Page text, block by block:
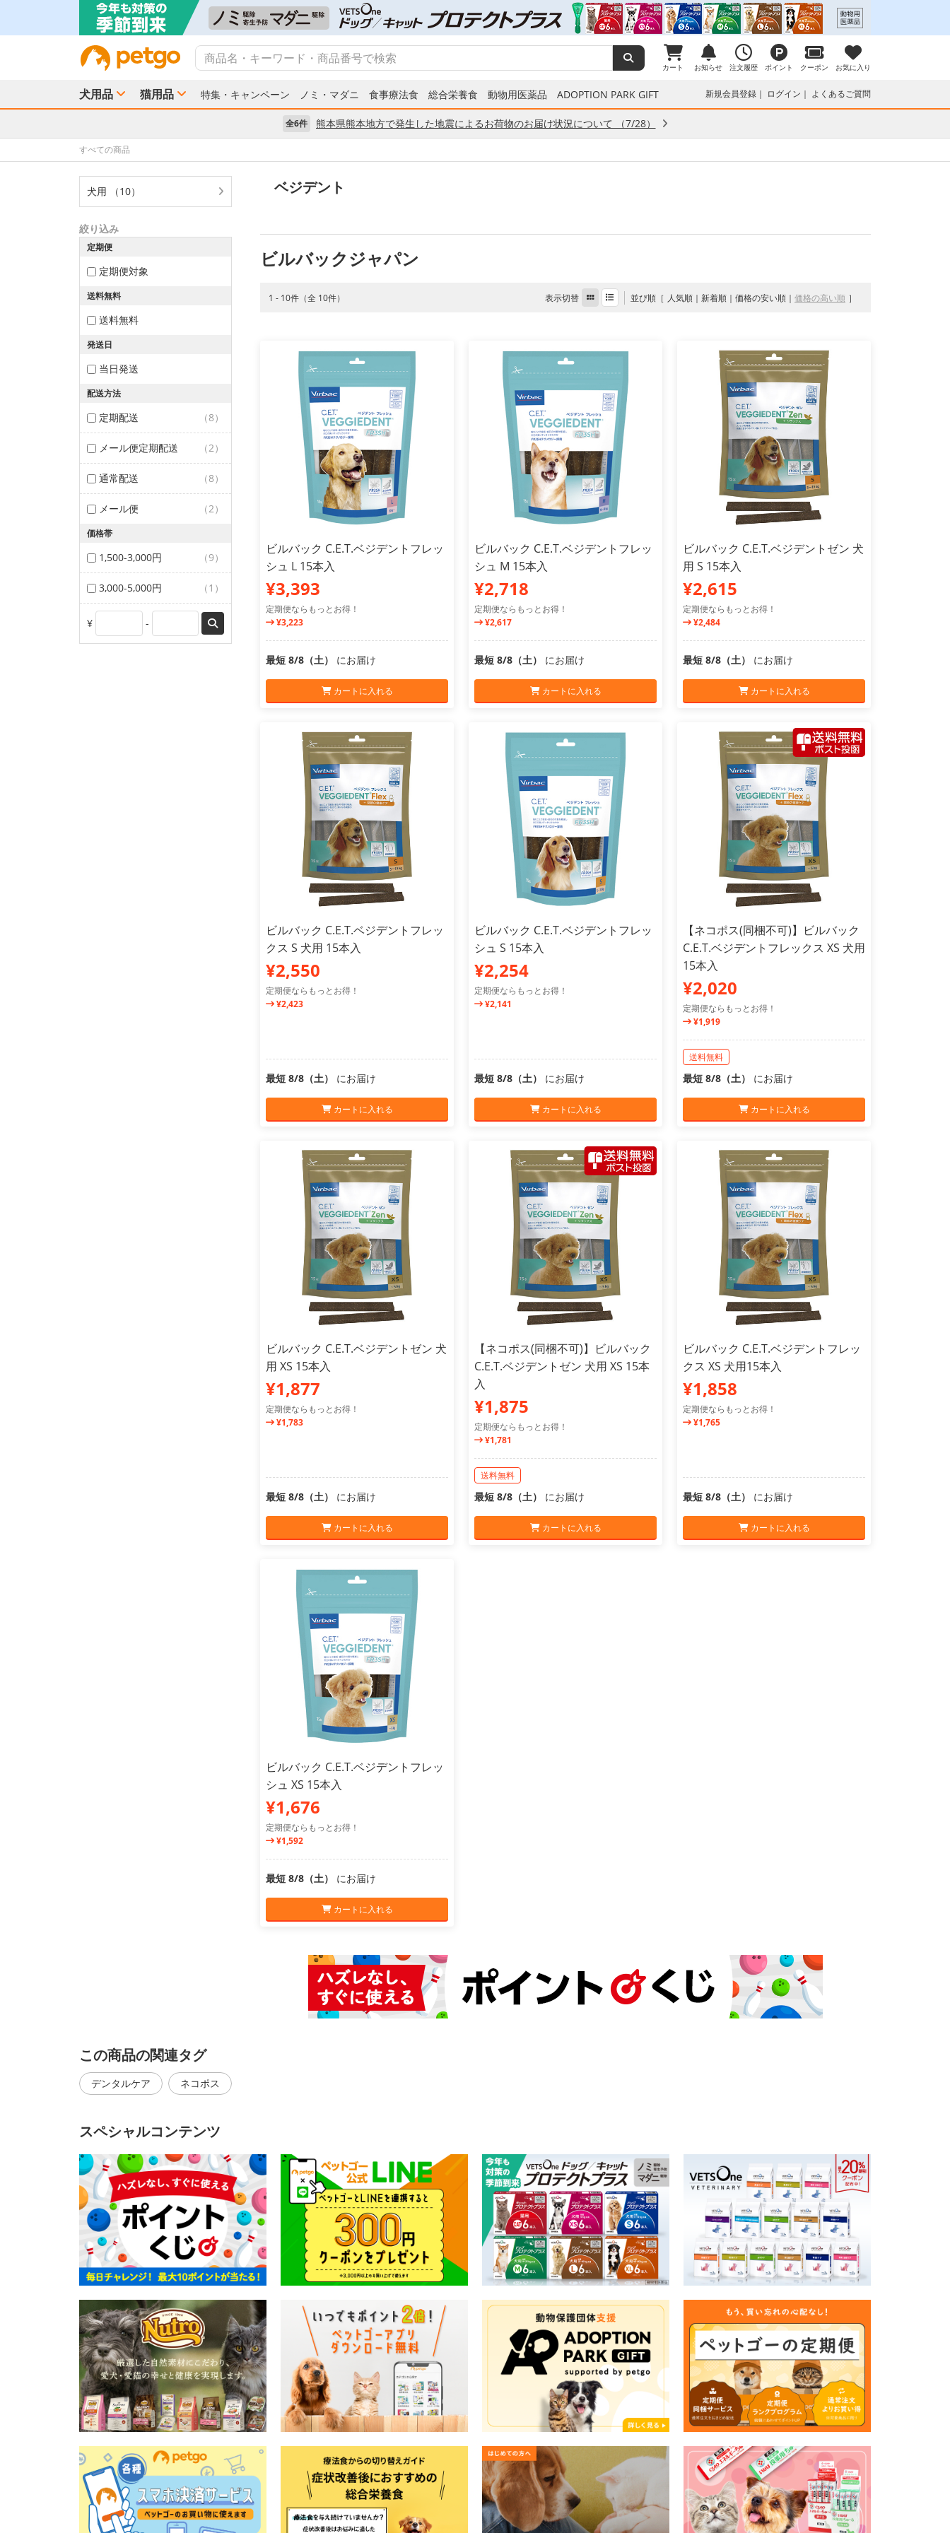
カート お知らせ 注文履歴 ポイント クーポン お気に入り
犬用品 猫用品 特集・キャンペーン ノミ・マダニ 食事療法食 総合栄養食 動物用医薬品 ADOPTION PARK GIFT 新規会員登録 ログイン よくあるご質問
全6件 熊本県熊本地方で発生した地震によるお荷物のお届け状況について （7/28）
すべての商品
犬用 （10）
絞り込み
定期便
定期便対象
送料無料
送料無料
発送日
当日発送
配送方法
定期配送 （8）
メール便定期配送 （2）
通常配送 （8）
メール便 （2）
価格帯
1,500-3,000円 （9）
3,000-5,000円 （1）
¥ -
ベジデント
ビルバックジャパン
1 - 10件（全 10件） 表示切替 並び順 人気順 新着順 価格の安い順 価格の高い順
ビルバック C.E.T.ベジデントフレッ
シュ L 15本入
¥3,393
定期便ならもっとお得！
¥3,223
最短 8/8（土） にお届け
カートに入れる
ビルバック C.E.T.ベジデントフレッ
シュ M 15本入
¥2,718
定期便ならもっとお得！
¥2,617
最短 8/8（土） にお届け
カートに入れる
ビルバック C.E.T.ベジデントゼン 犬
用 S 15本入
¥2,615
定期便ならもっとお得！
¥2,484
最短 8/8（土） にお届け
カートに入れる
ビルバック C.E.T.ベジデントフレッ
クス S 犬用 15本入
¥2,550
定期便ならもっとお得！
¥2,423
最短 8/8（土） にお届け
カートに入れる
ビルバック C.E.T.ベジデントフレッ
シュ S 15本入
¥2,254
定期便ならもっとお得！
¥2,141
最短 8/8（土） にお届け
カートに入れる
【ネコポス(同梱不可)】ビルバック
C.E.T.ベジデントフレックス XS 犬用
15本入
¥2,020
定期便ならもっとお得！
¥1,919
送料無料
最短 8/8（土） にお届け
カートに入れる
ビルバック C.E.T.ベジデントゼン 犬
用 XS 15本入
¥1,877
定期便ならもっとお得！
¥1,783
最短 8/8（土） にお届け
カートに入れる
【ネコポス(同梱不可)】ビルバック
C.E.T.ベジデントゼン 犬用 XS 15本
入
¥1,875
定期便ならもっとお得！
¥1,781
送料無料
最短 8/8（土） にお届け
カートに入れる
ビルバック C.E.T.ベジデントフレッ
クス XS 犬用15本入
¥1,858
定期便ならもっとお得！
¥1,765
最短 8/8（土） にお届け
カートに入れる
ビルバック C.E.T.ベジデントフレッ
シュ XS 15本入
¥1,676
定期便ならもっとお得！
¥1,592
最短 8/8（土） にお届け
カートに入れる
この商品の関連タグ
デンタルケア ネコポス
スペシャルコンテンツ